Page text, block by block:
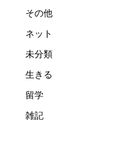
その他
ネット
未分類
生きる
留学
雑記